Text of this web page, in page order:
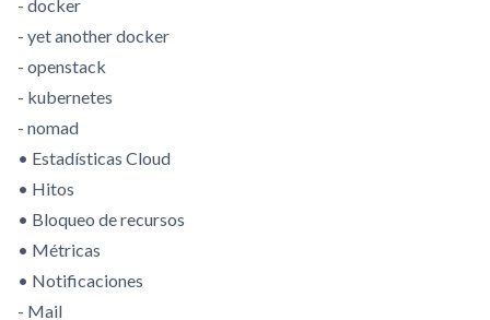
- docker
- yet another docker
- openstack
- kubernetes
- nomad
• Estadísticas Cloud
• Hitos
• Bloqueo de recursos
• Métricas
• Notificaciones
- Mail